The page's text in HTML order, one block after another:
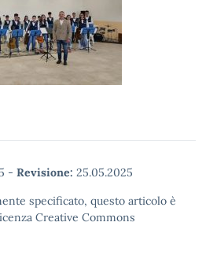
- Revisione: 25.05.2025
specificato, questo articolo è
Creative Commons